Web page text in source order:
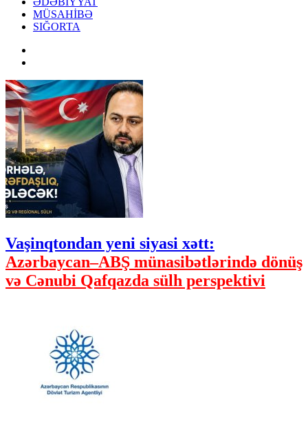
MÜSAHİBƏ
SIĞORTA
Vaşinqtondan yeni siyasi xətt:
Azərbaycan–ABŞ münasibətlərində dönüş
və Cənubi Qafqazda sülh perspektivi